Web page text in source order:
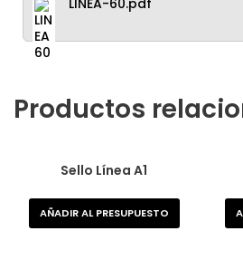
Productos
Sello Línea A1
AÑADIR AL PRESUPUESTO